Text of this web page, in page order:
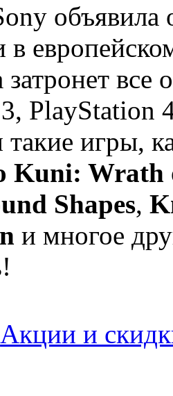
объявила
в
затронет
PlayStation
такие игры,
Kuni: Wrath
Shapes,
и многое
Акции и